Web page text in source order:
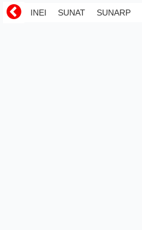
INEI SUNAT SUNARP